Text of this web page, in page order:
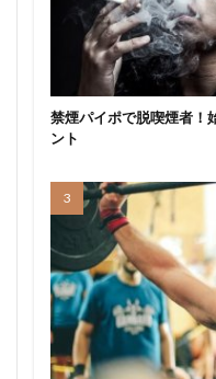
禁煙パイポで脱喫煙者！
ント